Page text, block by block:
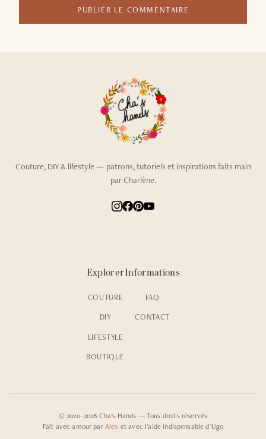
PUBLIER LE COMMENTAIRE
Couture, DIY & lifestyle — patrons, tutoriels et inspirations faits main
par Charlène.
Explorer
COUTURE
DIY
LIFESTYLE
BOUTIQUE
Informations
FAQ
CONTACT
© 2020–2026 Cha's Hands — Tous droits réservés
Fait avec amour par Alex et avec l'aide indispensable d'Ugo